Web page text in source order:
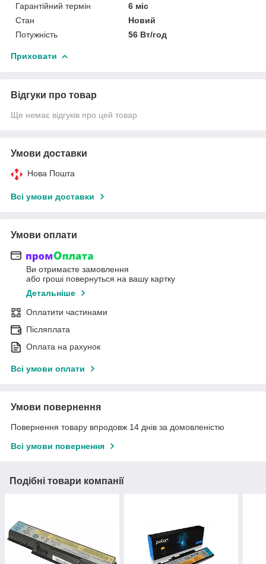
Гарантійний термін
6 міс
Стан
Новий
Потужність
56 Вт/год
Приховати
Відгуки про товар
Ще немає відгуків про цей товар
Умови доставки
Нова Пошта
Всі умови доставки
Умови оплати
Ви отримаєте замовлення
або гроші повернуться на вашу картку
Детальніше
Оплатити частинами
Післяплата
Оплата на рахунок
Всі умови оплати
Умови повернення
Повернення товару впродовж 14 днів за домовленістю
Всі умови повернення
Подібні товари компанії